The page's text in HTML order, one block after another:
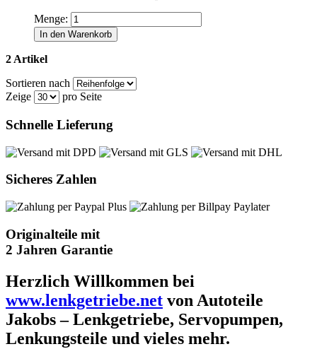
Menge:
In den Warenkorb
2 Artikel
Sortieren nach
Zeige
pro Seite
Schnelle Lieferung
Sicheres Zahlen
Originalteile mit
2 Jahren Garantie
Herzlich Willkommen bei
www.lenkgetriebe.net von Autoteile
Jakobs – Lenkgetriebe, Servopumpen,
Lenkungsteile und vieles mehr.